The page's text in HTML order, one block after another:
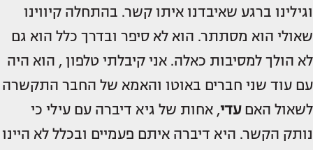
וגילינו ברגע שאיבדנו איתו קשר. בהתחלה קיווינו
שאולי הוא מסתתר. הוא לא סיפר ובדרך כלל הוא גם
לא הולך למסיבות כאלה. אני קיבלתי טלפון , הוא היה
עם עוד שני חברים באוטו והאמא של החבר התקשרה
לשאול האםעדי, אחות של גיא דיברה עם עילי כי
נותק הקשר. היא דיברה איתם פעמיים ובכלל לא היינו